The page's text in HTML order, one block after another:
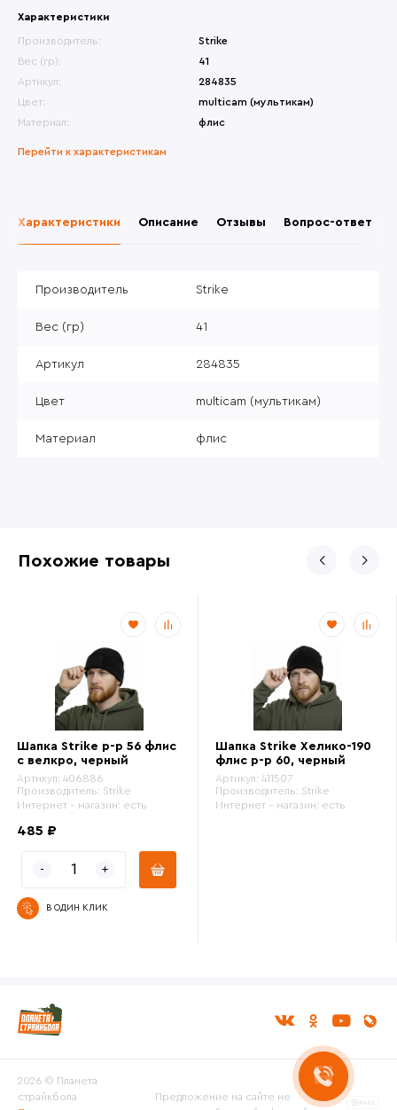
Характеристики
Производитель:
Strike
Вес (гр):
41
Артикул:
284835
Цвет:
multicam (мультикам)
Материал:
флис
Перейти к характеристикам
Характеристики Описание Отзывы Вопрос-ответ
Производитель Strike
Вес (гр) 41
Артикул 284835
Цвет multicam (мультикам)
Материал флис
Похожие товары
Шапка Strike р-р 56 флис
с велкро, черный
Артикул: 406886
Производитель: Strike
Интернет - магазин: есть
485 ₽
В ОДИН КЛИК
Шапка Strike Хелико-190
флис р-р 60, черный
Артикул: 411507
Производитель: Strike
Интернет - магазин: есть
2026 © Планета
страйкбола
Предложение на сайте не